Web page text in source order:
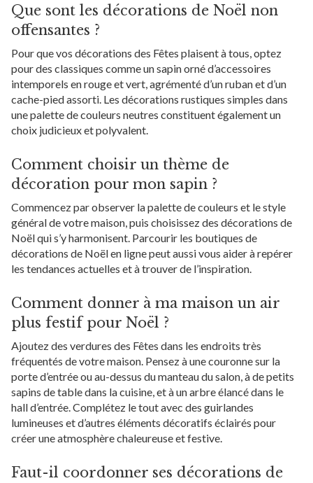
Que sont les décorations de Noël non
offensantes ?
Pour que vos décorations des Fêtes plaisent à tous, optez
pour des classiques comme un sapin orné d’accessoires
intemporels en rouge et vert, agrémenté d’un ruban et d’un
cache-pied assorti. Les décorations rustiques simples dans
une palette de couleurs neutres constituent également un
choix judicieux et polyvalent.
Comment choisir un thème de
décoration pour mon sapin ?
Commencez par observer la palette de couleurs et le style
général de votre maison, puis choisissez des décorations de
Noël qui s’y harmonisent. Parcourir les boutiques de
décorations de Noël en ligne peut aussi vous aider à repérer
les tendances actuelles et à trouver de l’inspiration.
Comment donner à ma maison un air
plus festif pour Noël ?
Ajoutez des verdures des Fêtes dans les endroits très
fréquentés de votre maison. Pensez à une couronne sur la
porte d’entrée ou au-dessus du manteau du salon, à de petits
sapins de table dans la cuisine, et à un arbre élancé dans le
hall d’entrée. Complétez le tout avec des guirlandes
lumineuses et d’autres éléments décoratifs éclairés pour
créer une atmosphère chaleureuse et festive.
Faut-il coordonner ses décorations de